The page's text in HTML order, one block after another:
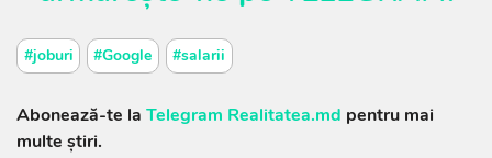
#joburi #Google #salarii
Abonează-te la Telegram Realitatea.md pentru mai
multe știri.